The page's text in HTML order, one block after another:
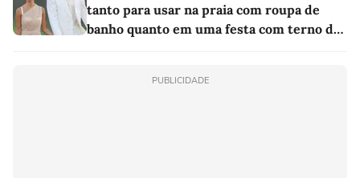
tanto para usar na praia com roupa de
banho quanto em uma festa com terno de
PUBLICIDADE